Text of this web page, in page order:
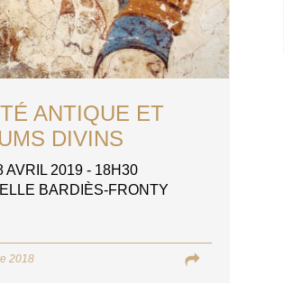
ANTIQUE ET
DIVINS
AVRIL 2019 - 18H30
BARDIÈS-FRONTY
2018